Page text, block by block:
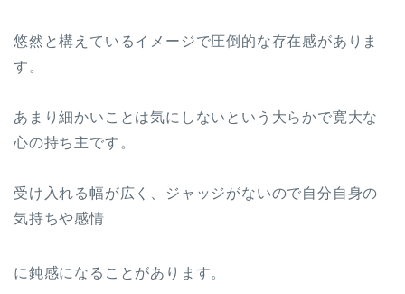
悠然と構えているイメージで圧倒的な存在感がありま
す。
あまり細かいことは気にしないという大らかで寛大な
心の持ち主です。
受け入れる幅が広く、ジャッジがないので自分自身の
気持ちや感情
に鈍感になることがあります。